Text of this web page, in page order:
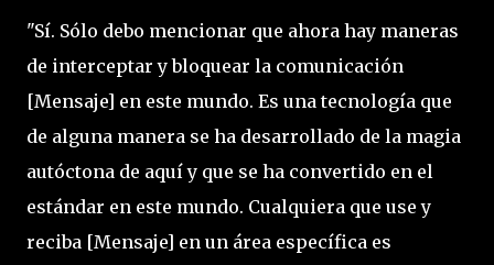
"Sí. Sólo debo mencionar que ahora hay maneras
de interceptar y bloquear la comunicación
[Mensaje] en este mundo. Es una tecnología que
de alguna manera se ha desarrollado de la magia
autóctona de aquí y que se ha convertido en el
estándar en este mundo. Cualquiera que use y
reciba [Mensaje] en un área específica es